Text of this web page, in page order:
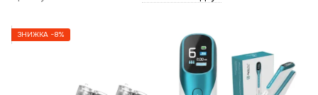
ЗНИЖКА −8%